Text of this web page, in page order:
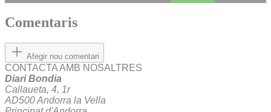
Comentaris
Afegir nou comentari
CONTACTA AMB NOSALTRES
Diari Bondia
Callaueta, 4, 1r
AD500 Andorra la Vella